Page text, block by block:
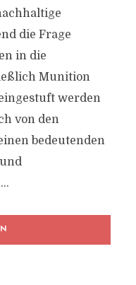
die Frage
in die
Munition
werden
von den
bedeutenden